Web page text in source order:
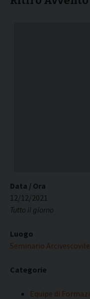
Data / Ora
12/12/2021
Tutto il giorno
Luogo
Seminario
Categorie
Equipe di